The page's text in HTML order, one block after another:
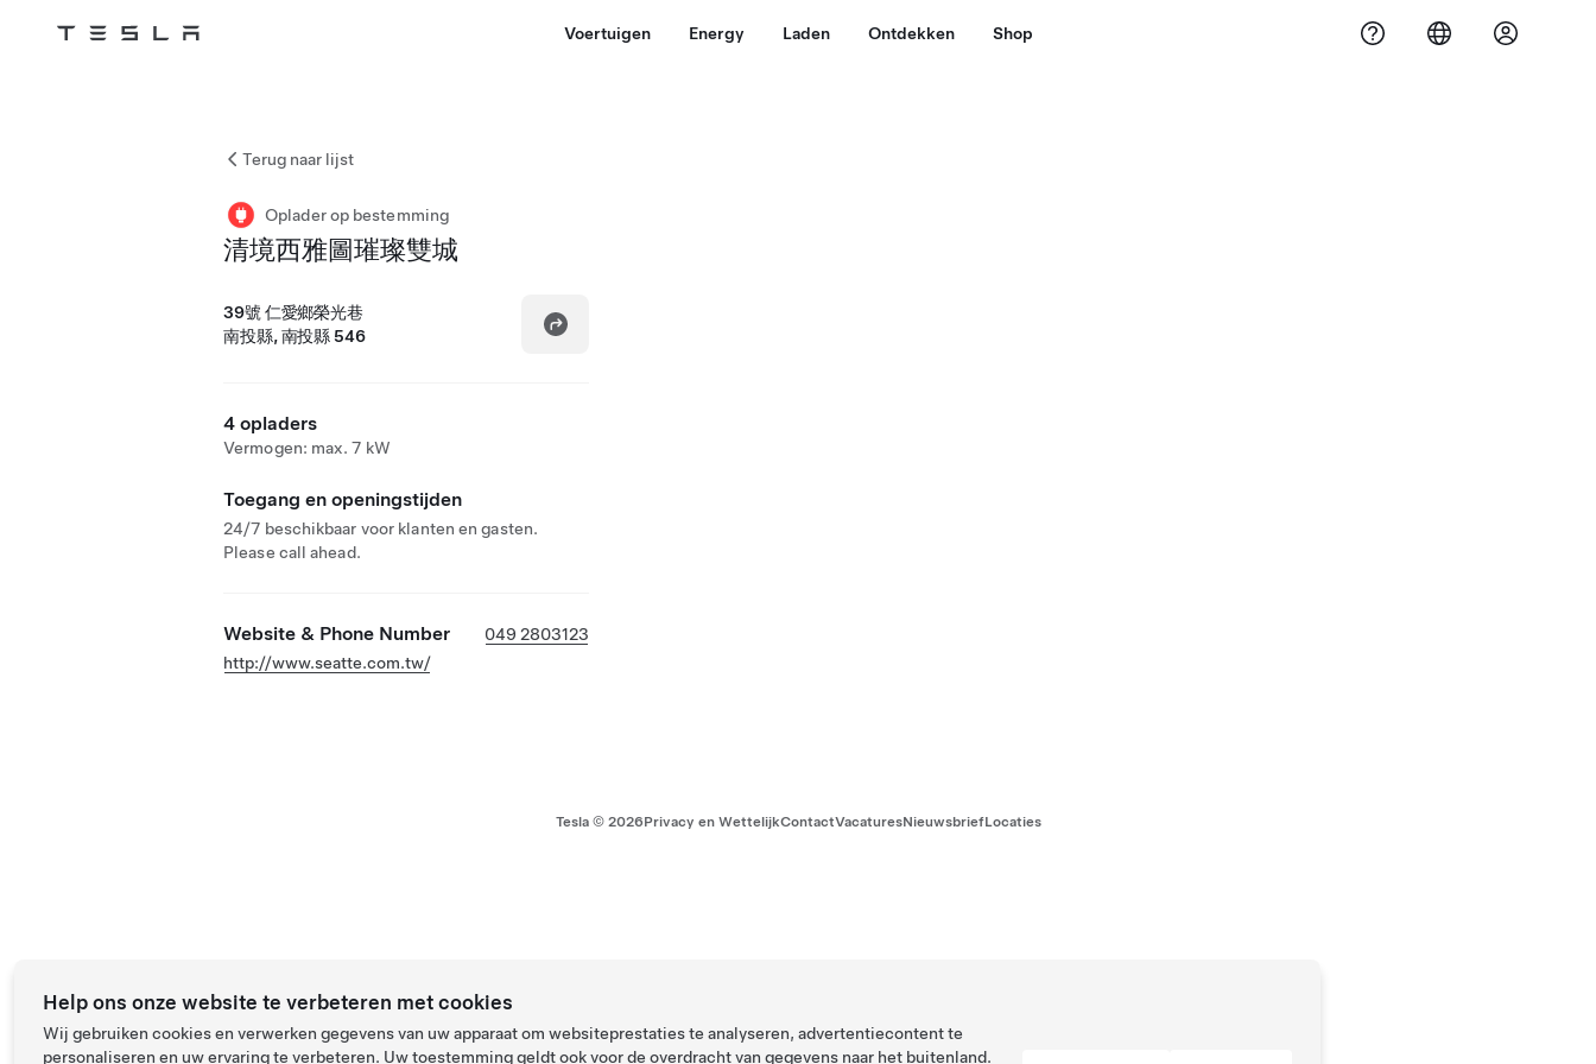
Tesla Voertuigen Energy Laden Ontdekken Shop
Terug naar lijst
Oplader op bestemming
清境西雅圖璀璨雙城
39號 仁愛鄉榮光巷
南投縣, 南投縣 546
4 opladers
Vermogen: max. 7 kW
Toegang en openingstijden
24/7 beschikbaar voor klanten en gasten.
Please call ahead.
Website & Phone Number
049 2803123
http://www.seatte.com.tw/
Tesla © 2026Privacy en WettelijkContactVacaturesNieuwsbriefLocaties
Help ons onze website te verbeteren met cookies
Wij gebruiken cookies en verwerken gegevens van uw apparaat om websiteprestaties te analyseren, advertentiecontent te
personaliseren en uw ervaring te verbeteren. Uw toestemming geldt ook voor de overdracht van gegevens naar het buitenland.